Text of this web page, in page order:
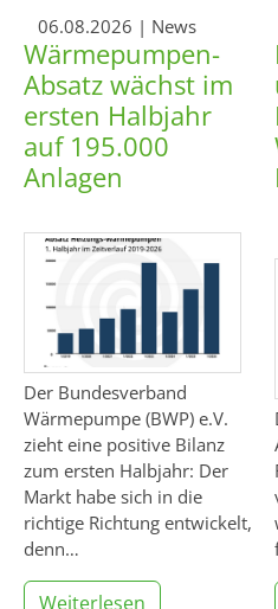
06.08.2026 | News
Wärmepumpen-
Absatz wächst im
ersten Halbjahr
auf 195.000
Anlagen
Der Bundesverband
Wärmepumpe (BWP) e.V.
zieht eine positive Bilanz
zum ersten Halbjahr: Der
Markt habe sich in die
richtige Richtung entwickelt,
denn…
Weiterlesen